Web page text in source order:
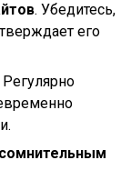
. Убедитесь,
его
Регулярно